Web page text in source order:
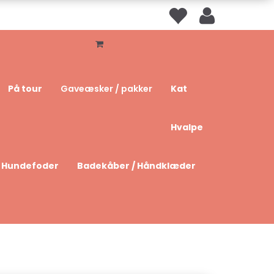
På tour Gaveæsker / pakker Kat
Hvalpe
Hundefoder Badekåber / Håndklæder